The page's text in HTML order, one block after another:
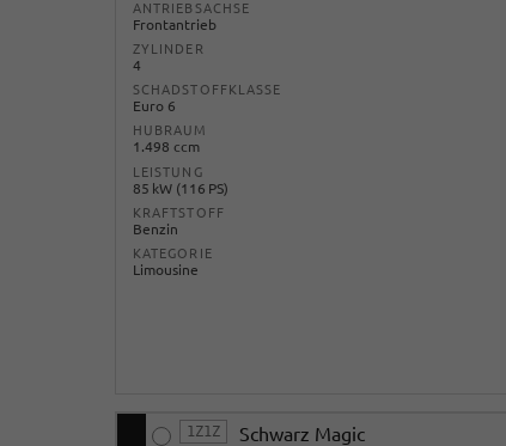
ANTRIEBSACHSE
Frontantrieb
ZYLINDER
4
SCHADSTOFFKLASSE
Euro 6
HUBRAUM
1.498 ccm
LEISTUNG
85 kW (116 PS)
KRAFTSTOFF
Benzin
KATEGORIE
Limousine
1Z1Z Schwarz Magic